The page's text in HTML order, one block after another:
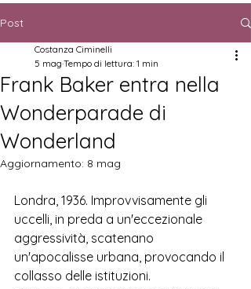
Post
Frank Baker entra nella
Wonderparade di
Wonderland
Costanza Ciminelli
5 mag Tempo di lettura: 1 min
Aggiornamento: 8 mag
Londra, 1936. Improvvisamente gli
uccelli, in preda a un'eccezionale
aggressività, scatenano
un'apocalisse urbana, provocando il
collasso delle istituzioni.